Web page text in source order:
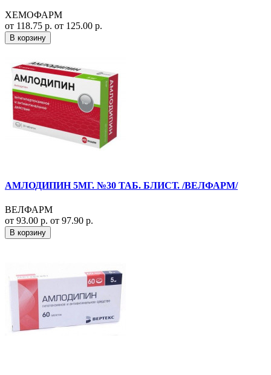
ХЕМОФАРМ
от 118.75 р. от 125.00 р.
В корзину
АМЛОДИПИН 5МГ. №30 ТАБ. БЛИСТ. /ВЕЛФАРМ/
ВЕЛФАРМ
от 93.00 р. от 97.90 р.
В корзину